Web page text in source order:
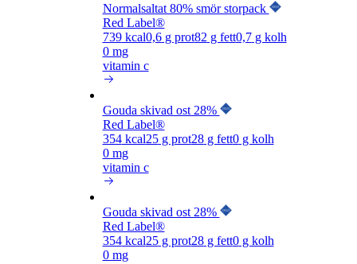
Normalsaltat 80% smör storpack
Red Label®
739kcal0,6g prot82 g fett0,7g kolh
0 mg
vitamin c
Gouda skivad ost 28%
Red Label®
354kcal25g prot28g fett0g kolh
0 mg
vitamin c
Gouda skivad ost 28%
Red Label®
354kcal25g prot28g fett0g kolh
0 mg